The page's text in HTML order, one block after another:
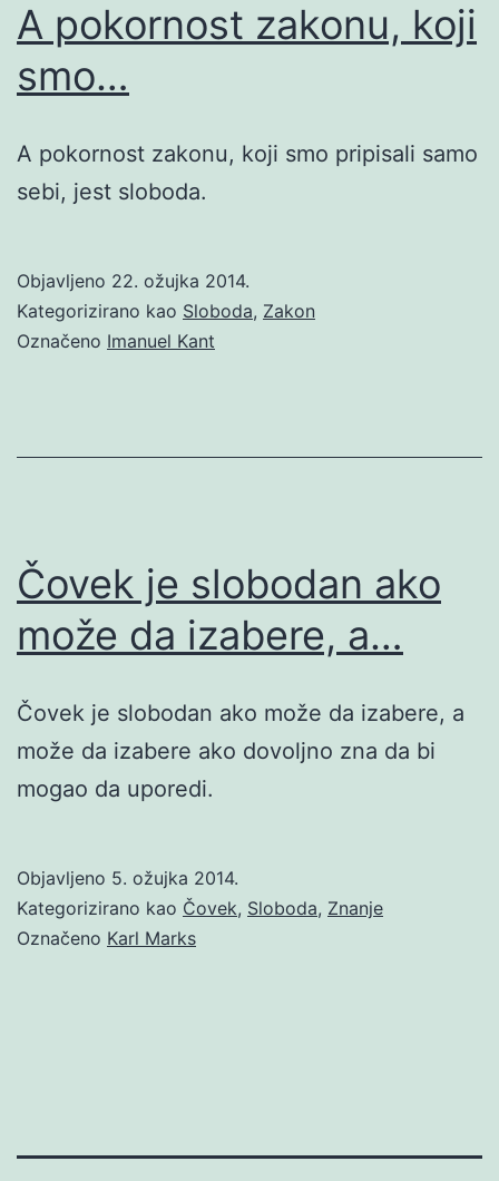
A pokornost zakonu, koji
smo…
A pokornost zakonu, koji smo pripisali samo
sebi, jest sloboda.
Objavljeno 22. ožujka 2014.
Kategorizirano kao Sloboda, Zakon
Označeno Imanuel Kant
Čovek je slobodan ako
može da izabere, a…
Čovek je slobodan ako može da izabere, a
može da izabere ako dovoljno zna da bi
mogao da uporedi.
Objavljeno 5. ožujka 2014.
Kategorizirano kao Čovek, Sloboda, Znanje
Označeno Karl Marks